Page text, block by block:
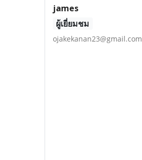
james
ผู้เยี่ยมชม
ojakekanan23@gmail.com